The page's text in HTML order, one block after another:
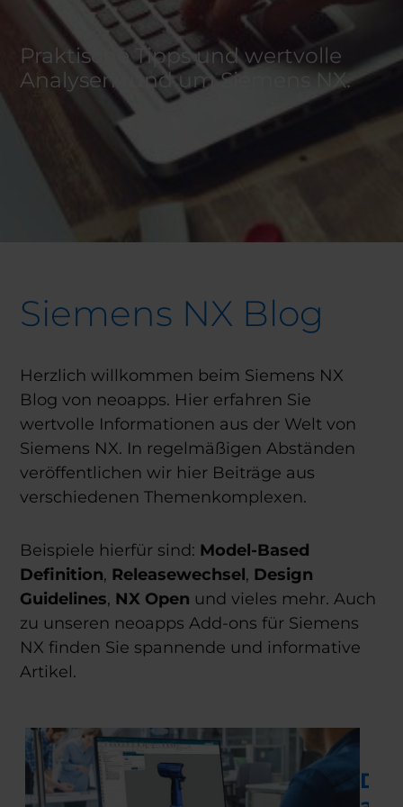
Praktische Tipps und wertvolle
Analysen rund um Siemens NX.
Siemens NX Blog
Herzlich willkommen beim Siemens NX
Blog von neoapps. Hier erfahren Sie
wertvolle Informationen aus der Welt von
Siemens NX. In regelmäßigen Abständen
veröffentlichen wir hier Beiträge aus
verschiedenen Themenkomplexen.
Beispiele hierfür sind: Model-Based
Definition, Releasewechsel, Design
Guidelines, NX Open und vieles mehr. Auch
zu unseren neoapps Add-ons für Siemens
NX finden Sie spannende und informative
Artikel.
D